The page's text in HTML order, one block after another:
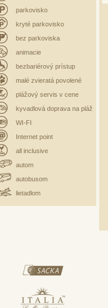
parkovisko
kryté parkovisko
bez parkoviska
animacie
bezbariérový prístup
malé zvieratá povolené
plážový servis v cene
kyvadlová doprava na pláž
WI-FI
Internet point
all inclusive
autom
autobusom
lietadlom